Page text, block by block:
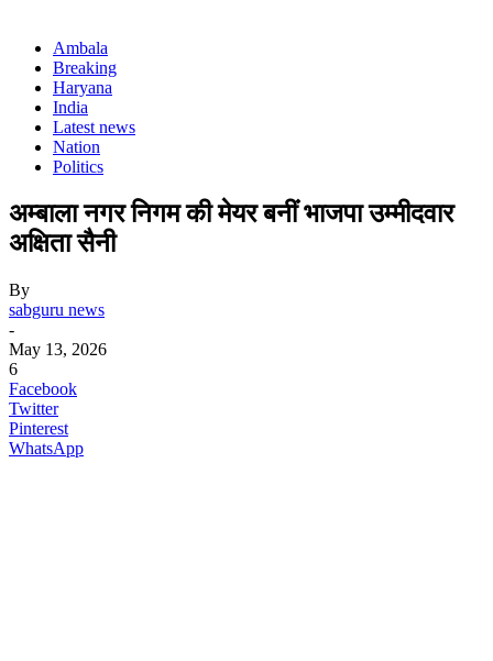
Ambala
Breaking
Haryana
India
Latest news
Nation
Politics
अम्बाला नगर निगम की मेयर बनीं भाजपा उम्मीदवार
अक्षिता सैनी
By
sabguru news
-
May 13, 2026
6
Facebook
Twitter
Pinterest
WhatsApp